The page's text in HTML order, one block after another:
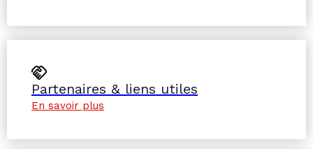
Partenaires & liens utiles
En savoir plus